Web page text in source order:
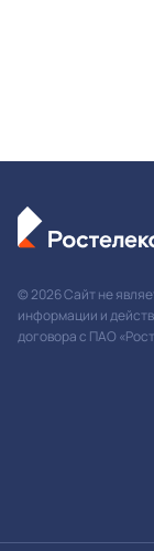
© 2026 Сайт не
информации и
договора с ПАО